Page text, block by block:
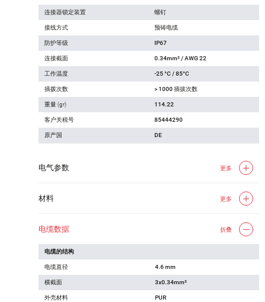
连接器锁定装置 螺钉
接线方式 预铸电缆
防护等级 IP67
连接截面 0.34mm² / AWG 22
工作温度 -25 °C / 85°C
插拨次数 > 1000 插拔次数
重量 (gr) 114.22
客户关税号 85444290
原产国 DE
电气参数 更多
材料 更多
电缆数据 折叠
电缆的结构
电缆直径 4.6 mm
横截面 3x0.34mm²
外壳材料 PUR